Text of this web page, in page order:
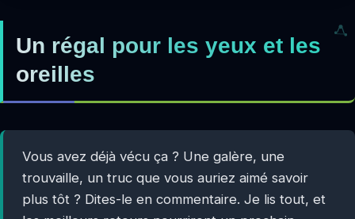
Un régal pour les yeux et les
oreilles
Vous avez déjà vécu ça ? Une galère, une
trouvaille, un truc que vous auriez aimé savoir
plus tôt ? Dites-le en commentaire. Je lis tout, et